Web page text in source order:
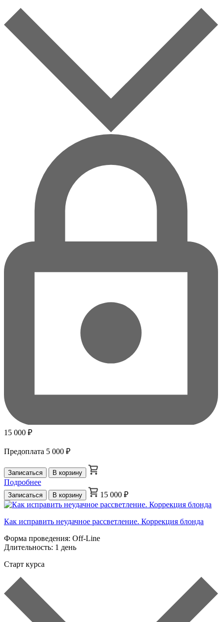
15 000 ₽
Предоплата 5 000 ₽
Записаться В корзину
Подробнее
Записаться В корзину 15 000 ₽
Как исправить неудачное рассветление. Коррекция блонда
Форма проведения: Off-Line
Длительность: 1 день
Старт курса